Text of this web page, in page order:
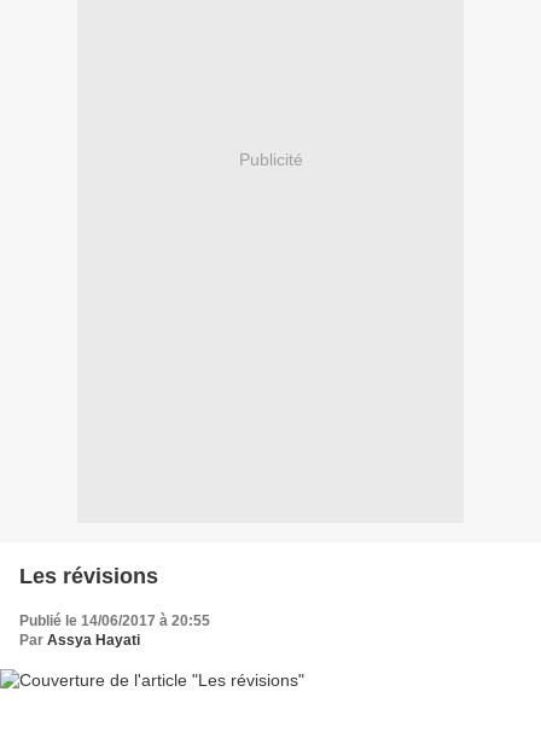
Publicité
Les révisions
Publié le 14/06/2017 à 20:55
Par Assya Hayati